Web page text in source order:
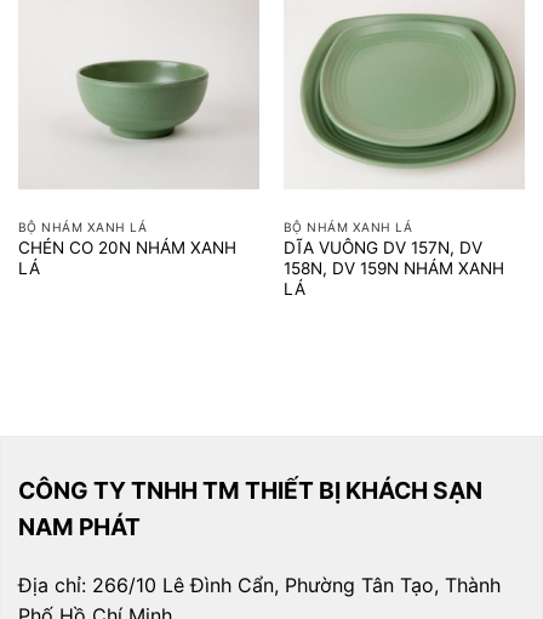
BỘ NHÁM XANH LÁ
CHÉN CO 20N NHÁM XANH
LÁ
BỘ NHÁM XANH LÁ
DĨA VUÔNG DV 157N, DV
158N, DV 159N NHÁM XANH
LÁ
CÔNG TY TNHH TM THIẾT BỊ KHÁCH SẠN
NAM PHÁT
Địa chỉ: 266/10 Lê Đình Cẩn, Phường Tân Tạo, Thành